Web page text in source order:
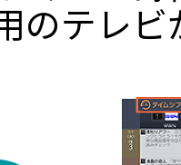
のテレ